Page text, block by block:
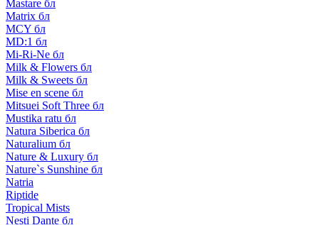
Mastare бл
Matrix бл
MCY бл
MD:1 бл
Mi-Ri-Ne бл
Milk & Flowers бл
Milk & Sweets бл
Mise en scene бл
Mitsuei Soft Three бл
Mustika ratu бл
Natura Siberica бл
Naturalium бл
Nature & Luxury бл
Nature`s Sunshine бл
Natria
Riptide
Tropical Mists
Nesti Dante бл